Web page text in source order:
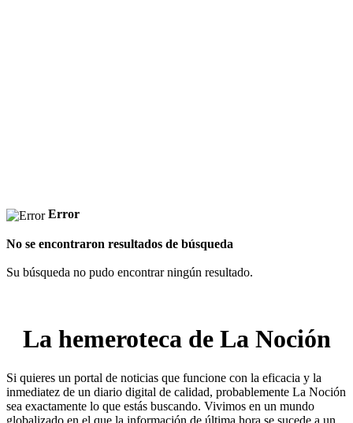
Error
No se encontraron resultados de búsqueda
Su búsqueda no pudo encontrar ningún resultado.
La hemeroteca de La Noción
Si quieres un portal de noticias que funcione con la eficacia y la
inmediatez de un diario digital de calidad, probablemente La Noción
sea exactamente lo que estás buscando. Vivimos en un mundo
globalizado en el que la información de última hora se sucede a un